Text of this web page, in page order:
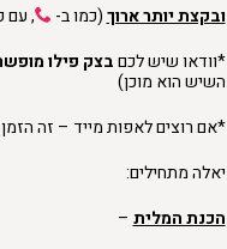
ובקצת יותר ארוך(כמו ב-
, עם
*וודאו שיש לכםבצק פילו
השיש הוא מוכן)
*אם רוצים לאפות מייד – זה הזמן לחמם
יאלה מתחילים:
הכנת המלית –